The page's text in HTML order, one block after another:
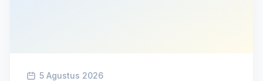
5 Agustus 2026